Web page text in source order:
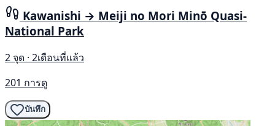
Kawanishi → Meiji no Mori Minō Quasi-
National Park
2 จุด · 2เดือนที่แล้ว
201 การดู
บันทึก